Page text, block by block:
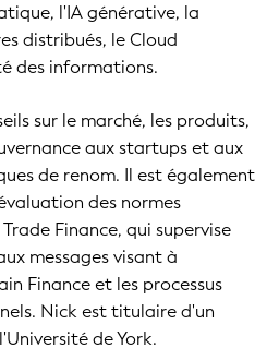
l'IA générative, la
distribués, le Cloud
des informations.
sur le marché, les produits,
aux startups et aux
de renom. Il est également
des normes
Finance, qui supervise
messages visant à
Finance et les processus
Nick est titulaire d'un
de York.